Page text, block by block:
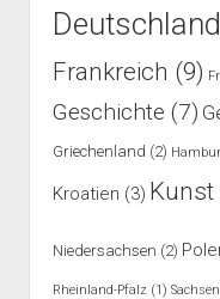
Deutschland
Frankreich (9)
Geschichte (7)
Griechenland (2)
Kroatien (3) Kunst
Niedersachsen (2)
Rheinland-Pfalz(1) Sachsen